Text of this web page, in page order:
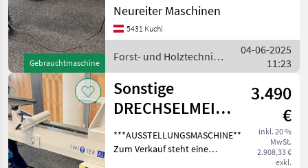
Gebrauchtmaschine
Drechselmeister Stratos FU
Drechselbank,
Spitzenweite
Neureiter Maschinen
5431 Kuchl
Forst- und Holztechnik
/ Sonstige
04-06-2025
11:23
Sonstige
DRECHSELMEISTER
Drechselmaschine
TWISTER XL
3.490
€
inkl. 20 %
MwSt.
2.908,33 €
exkl.
***AUSSTELLUNGSMASCHINE***
Zum Verkauf steht eine